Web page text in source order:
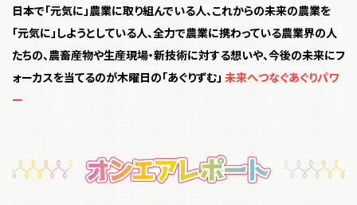
日本で「元気に」農業に取り組んでいる人、これからの未来の農業を
「元気に」しようとしている人、全力で農業に携わっている農業界の人
たちの、農畜産物や生産現場・新技術に対する想いや、今後の未来にフ
ォーカスを当てるのが木曜日の「あぐりずむ」 未来へつなぐあぐりパワ
ー